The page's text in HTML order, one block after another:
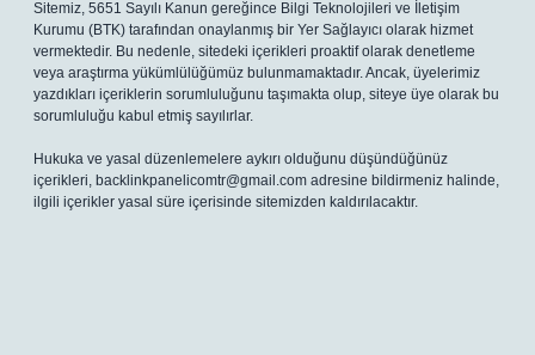
Sitemiz, 5651 Sayılı Kanun gereğince Bilgi Teknolojileri ve İletişim
Kurumu (BTK) tarafından onaylanmış bir Yer Sağlayıcı olarak hizmet
vermektedir. Bu nedenle, sitedeki içerikleri proaktif olarak denetleme
veya araştırma yükümlülüğümüz bulunmamaktadır. Ancak, üyelerimiz
yazdıkları içeriklerin sorumluluğunu taşımakta olup, siteye üye olarak bu
sorumluluğu kabul etmiş sayılırlar.
Hukuka ve yasal düzenlemelere aykırı olduğunu düşündüğünüz
içerikleri, backlinkpanelicomtr@gmail.com adresine bildirmeniz halinde,
ilgili içerikler yasal süre içerisinde sitemizden kaldırılacaktır.